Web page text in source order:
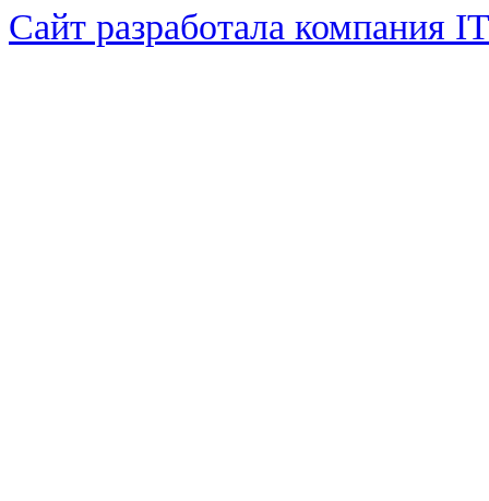
Сайт разработала компания